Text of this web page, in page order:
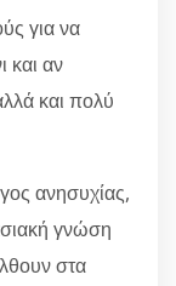
για να
και αν
και πολύ
ανησυχίας,
γνώση
στα